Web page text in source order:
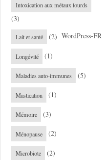
Intoxication aux métaux lourds
(3)
Lait et santé (2)
Longévité (1)
Maladies auto-immunes (5)
Mastication (1)
Mémoire (3)
Ménopause (2)
Microbiote (2)
WordPress-FR